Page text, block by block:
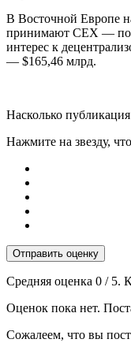
В Восточной Европе
принимают CEX —
интерес к
— $165,46 млрд.
Насколько
Нажмите на звезду,
Отправить оценку
Средняя оценка 0 / 5.
Оценок пока нет.
Сожалеем, что вы